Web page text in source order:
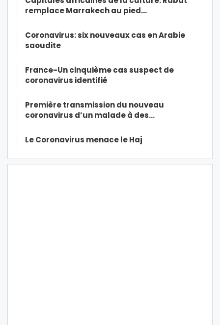
remplace Marrakech au pied…
Coronavirus: six nouveaux cas en Arabie
saoudite
France-Un cinquième cas suspect de
coronavirus identifié
Première transmission du nouveau
coronavirus d’un malade à des…
Le Coronavirus menace le Haj